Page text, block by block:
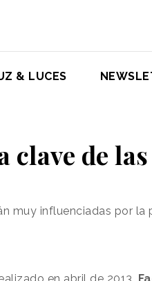
& LUCES
clave de
muy influenciadas por la